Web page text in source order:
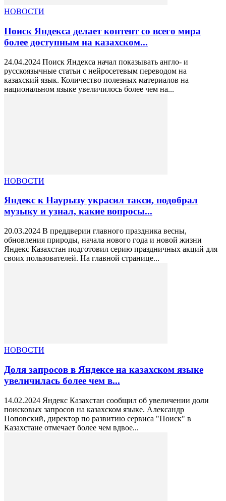
НОВОСТИ
Поиск Яндекса делает контент со всего мира
более доступным на казахском...
24.04.2024 Поиск Яндекса начал показывать англо- и
русскоязычные статьи с нейросетевым переводом на
казахский язык. Количество полезных материалов на
национальном языке увеличилось более чем на...
НОВОСТИ
Яндекс к Наурызу украсил такси, подобрал
музыку и узнал, какие вопросы...
20.03.2024 В преддверии главного праздника весны,
обновления природы, начала нового года и новой жизни
Яндекс Казахстан подготовил серию праздничных акций для
своих пользователей. На главной странице...
НОВОСТИ
Доля запросов в Яндексе на казахском языке
увеличилась более чем в...
14.02.2024 Яндекс Казахстан сообщил об увеличении доли
поисковых запросов на казахском языке. Александр
Поповский, директор по развитию сервиса "Поиск" в
Казахстане отмечает более чем вдвое...